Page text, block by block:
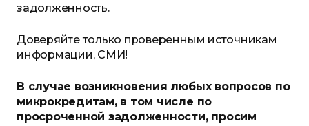
задолженность.
Доверяйте только проверенным источникам
информации, СМИ!
В случае возникновения любых вопросов по
микрокредитам, в том числе по
просроченной задолженности, просим